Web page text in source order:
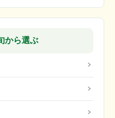
から選ぶ